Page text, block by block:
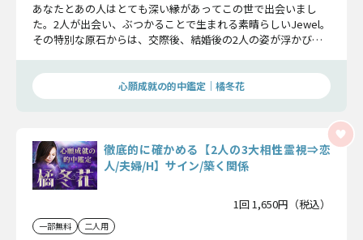
あなたとあの人はとても深い縁があってこの世で出会いまし
た。2人が出会い、ぶつかることで生まれる素晴らしいJewel。
その特別な原石からは、交際後、結婚後の2人の姿が浮かび視
いきましょう。
心願成就の的中鑑定｜橘冬花
徹底的に確かめる【2人の3大相性霊視⇒恋
人/夫婦/H】サイン/築く関係
1回 1,650円（税込）
一部無料 二人用